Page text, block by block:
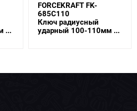
...
FORCEKRAFT FK-
685C110
Ключ радиусный
ударный 100-110мм ...